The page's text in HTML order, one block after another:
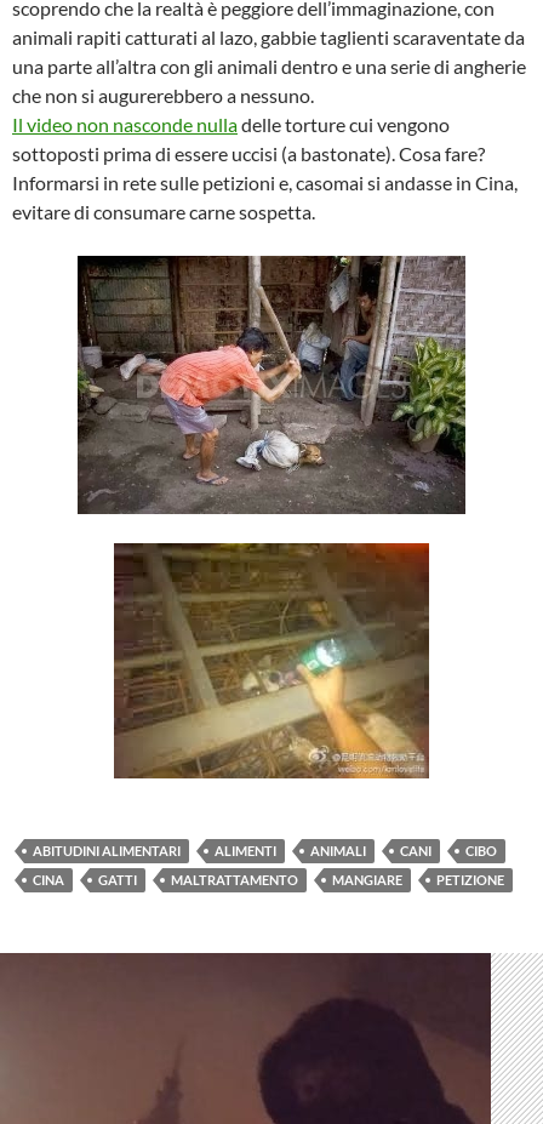
scoprendo che la realtà è peggiore dell’immaginazione, con
animali rapiti catturati al lazo, gabbie taglienti scaraventate da
una parte all’altra con gli animali dentro e una serie di angherie
che non si augurerebbero a nessuno.
Il video non nasconde nulladelle torture cui vengono
sottoposti prima di essere uccisi (a bastonate). Cosa fare?
Informarsi in rete sulle petizioni e, casomai si andasse in Cina,
evitare di consumare carne sospetta.
ABITUDINI ALIMENTARI ALIMENTI ANIMALI CANI
CIBO
CINA
GATTI MALTRATTAMENTO MANGIARE PETIZIONE